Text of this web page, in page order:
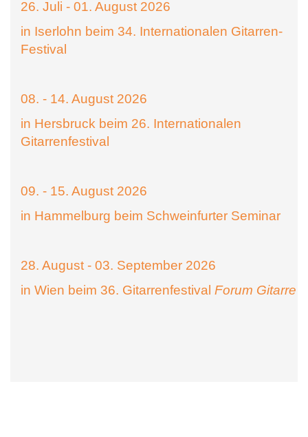
26. Juli - 01. August 2026
in Iserlohn beim 34. Internationalen Gitarren-
Festival
08. - 14. August 2026
in Hersbruck beim 26. Internationalen
Gitarrenfestival
09. - 15. August 2026
in Hammelburg beim Schweinfurter Seminar
28. August - 03. September 2026
in Wien beim 36. Gitarrenfestival Forum Gitarre